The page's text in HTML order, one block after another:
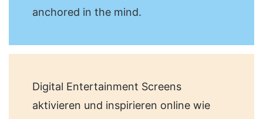
anchored in the mind.
Digital Entertainment Screens
aktivieren und inspirieren online wie